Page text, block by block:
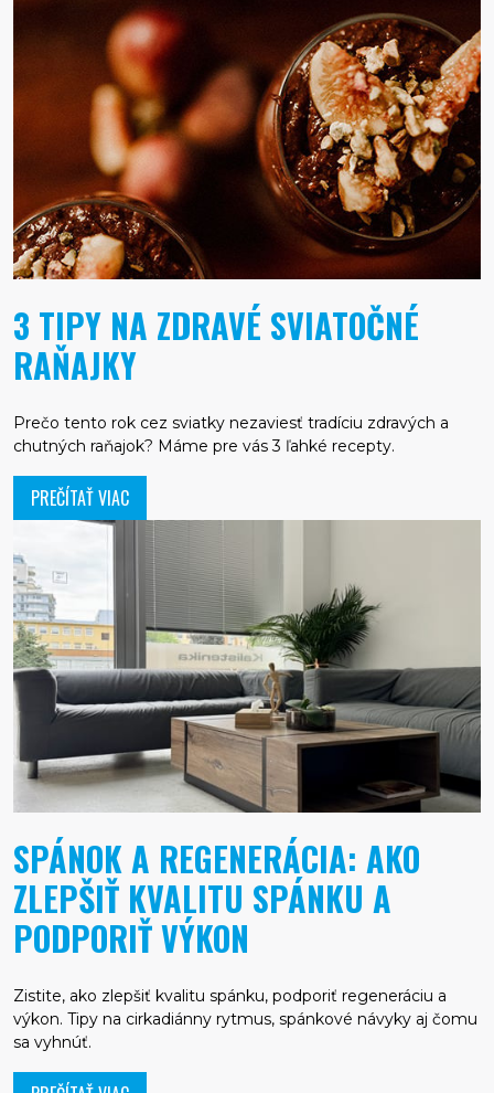
3 TIPY NA ZDRAVÉ SVIATOČNÉ
RAŇAJKY
Prečo tento rok cez sviatky nezaviesť tradíciu zdravých a
chutných raňajok? Máme pre vás 3 ľahké recepty.
PREČÍTAŤ VIAC
SPÁNOK A REGENERÁCIA: AKO
ZLEPŠIŤ KVALITU SPÁNKU A
PODPORIŤ VÝKON
Zistite, ako zlepšiť kvalitu spánku, podporiť regeneráciu a
výkon. Tipy na cirkadiánny rytmus, spánkové návyky aj čomu
sa vyhnúť.